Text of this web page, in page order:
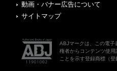
動画・バナー広告について
サイトマップ
ABJマークは、この電子
権者からコンテンツ使
ことを示す登録商標（